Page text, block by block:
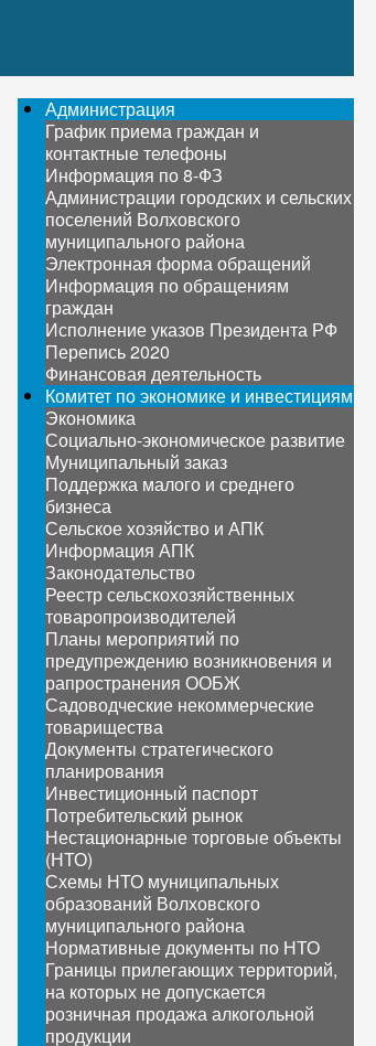
Администрация
График приема граждан и
контактные телефоны
Информация по 8-ФЗ
Администрации городских и сельских
поселений Волховского
муниципального района
Электронная форма обращений
Информация по обращениям
граждан
Исполнение указов Президента РФ
Перепись 2020
Финансовая деятельность
Комитет по экономике и инвестициям
Экономика
Социально-экономическое развитие
Муниципальный заказ
Поддержка малого и среднего
бизнеса
Сельское хозяйство и АПК
Информация АПК
Законодательство
Реестр сельскохозяйственных
товаропроизводителей
Планы мероприятий по
предупреждению возникновения и
рапространения ООБЖ
Садоводческие некоммерческие
товарищества
Документы стратегического
планирования
Инвестиционный паспорт
Потребительский рынок
Нестационарные торговые объекты
(НТО)
Схемы НТО муниципальных
образований Волховского
муниципального района
Нормативные документы по НТО
Границы прилегающих территорий,
на которых не допускается
розничная продажа алкогольной
продукции